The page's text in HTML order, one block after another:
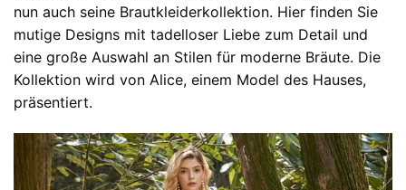
nun auch seine Brautkleiderkollektion. Hier finden Sie
mutige Designs mit tadelloser Liebe zum Detail und
eine große Auswahl an Stilen für moderne Bräute. Die
Kollektion wird von Alice, einem Model des Hauses,
präsentiert.